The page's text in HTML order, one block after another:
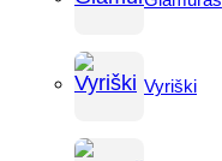
Vyriški